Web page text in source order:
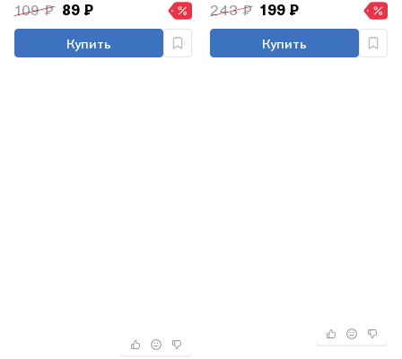
109 ₽ 89 ₽
Купить
243 ₽ 199 ₽
Купить